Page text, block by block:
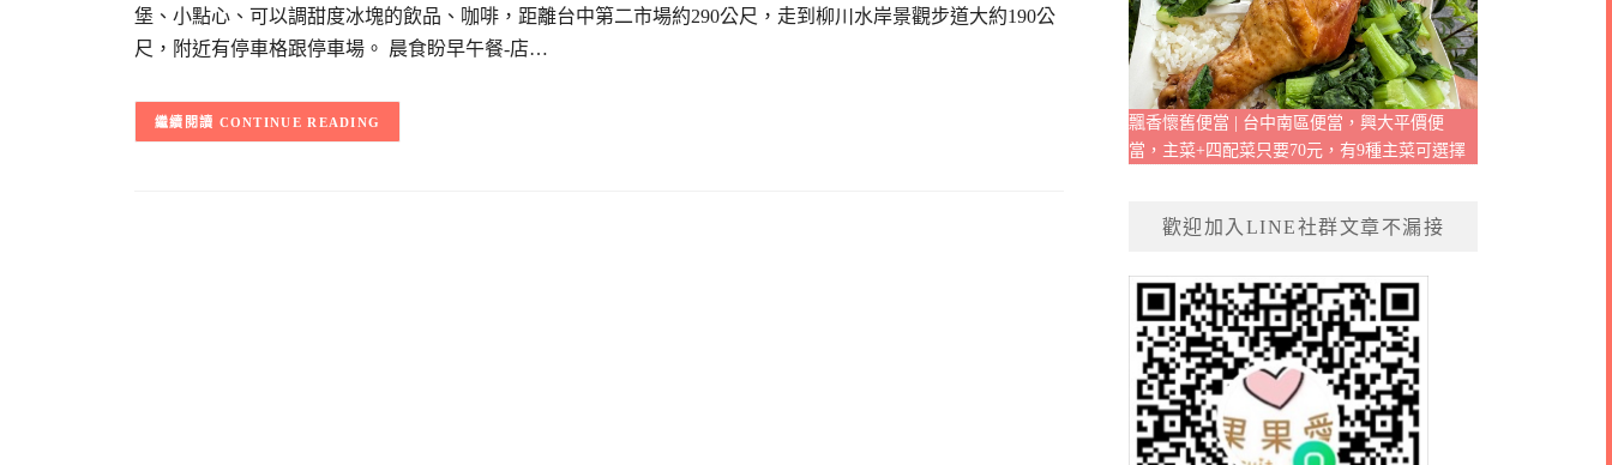
堡、小點心、可以調甜度冰塊的飲品、咖啡，距離台中第二市場約290公尺，走到柳川水岸景觀步道大約190公
尺，附近有停車格跟停車場。 晨食盼早午餐-店…
CONTINUE READING
飄香懷舊便當 | 台中南區便當，興大平價便
當，主菜+四配菜只要70元，有9種主菜可選擇
歡迎加入LINE社群文章不漏接